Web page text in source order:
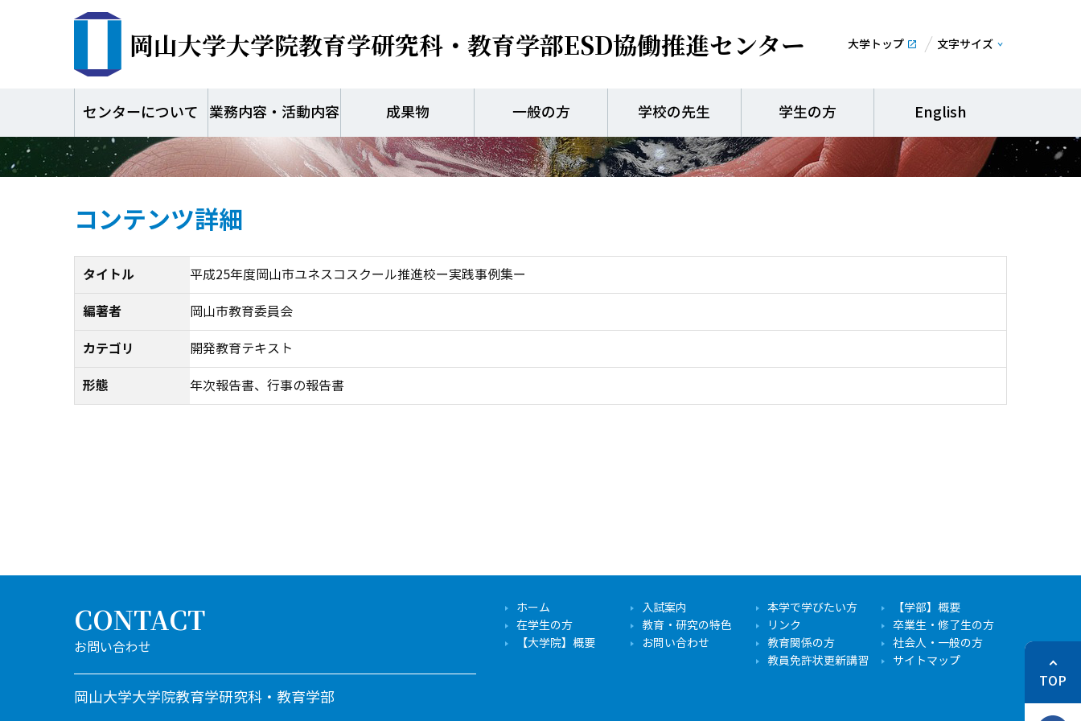
岡山大学大学院教育学研究科・教育学部ESD協働推進センター 大学トップ 文字サイズ
センターについて 業務内容・活動内容 成果物 一般の方 学校の先生 学生の方 English
平成25年度岡山市ユネスコスクール推進校ー実践事例集ー
コンテンツ詳細
タイトル 平成25年度岡山市ユネスコスクール推進校ー実践事例集ー
編著者 岡山市教育委員会
カテゴリ 開発教育テキスト
形態 年次報告書、行事の報告書
CONTACT
岡山大学大学院教育学研究科・教育学部
ホーム 入試案内 本学で学びたい方
【学部】概要
在学生の方
教育・研究の特色 リンク
卒業生・修了生の方
【大学院】概要
お問い合わせ 教育関係の方
社会人・一般の方
教員免許状更新講習
サイトマップ
TOP